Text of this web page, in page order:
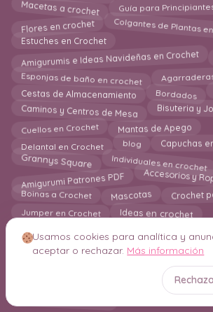
Macetas a crochet Guía para
Flores en crochet Colgantes de Plantas
Estuches en Crochet
Amigurumis e Ideas Navideñas en Crochet
Esponjas de baño en crochet
Cestas de Almacenamiento Bordados
Caminos y Centros de Mesa Bisuteria y
Cuellos en Crochet Mantas de Apego
Delantal en Crochet blog Capuchas
Grannys Square Individuales en crochet
Amigurumi Patrones PDF Accesorios y
Boinas a Crochet Mascotas Crochet
Jumper en Crochet Ideas en crochet
Amigurumi para Principiantes
Mantas para Bebes a Crochet MANTA
Almohadas
Marcos
Usamos cookies para analítica y
aceptar o rechazar. Más información